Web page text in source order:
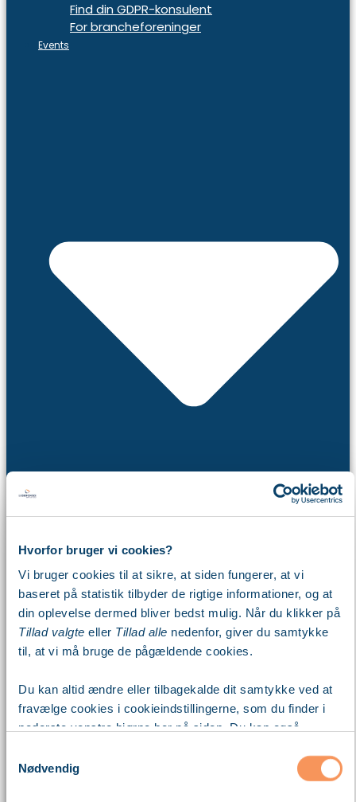
Hvorfor bruger vi cookies?
Vi bruger cookies til at sikre, at siden fungerer, at vi
baseret på statistik tilbyder de rigtige informationer, og at
din oplevelse dermed bliver bedst mulig. Når du klikker på
Tillad valgte eller Tillad alle nedenfor, giver du samtykke
til, at vi må bruge de pågældende cookies.
Du kan altid ændre eller tilbagekalde dit samtykke ved at
fravælge cookies i cookieindstillingerne, som du finder i
nederste venstre hjørne her på siden. Du kan også
Læs mere om vores brug af cookies nedenfor – og om
Nødvendig
Find din GDPR-konsulent
For brancheforeninger
Events
Webinar
Workshop
Arbejdsdag
Kalender
Viden